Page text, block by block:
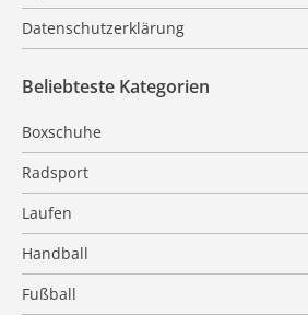
Datenschutzerklärung
Beliebteste Kategorien
Boxschuhe
Radsport
Laufen
Handball
Fußball